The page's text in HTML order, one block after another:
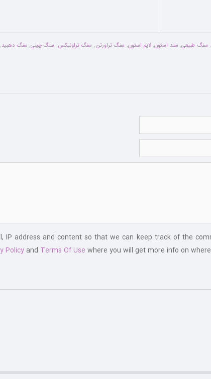
, سنگ طبیعی, سند استون, لایم استون, سنگ تراورتن, سنگ تراونیکس, سنگ چینی, سنگ دهبید,
IP address and content so that we can keep track of the
Policyand Terms Of Use where you will get more info on